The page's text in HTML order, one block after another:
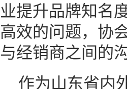
业提升品牌知名
高效的问题，协
与经销商之间的
作为山东省内